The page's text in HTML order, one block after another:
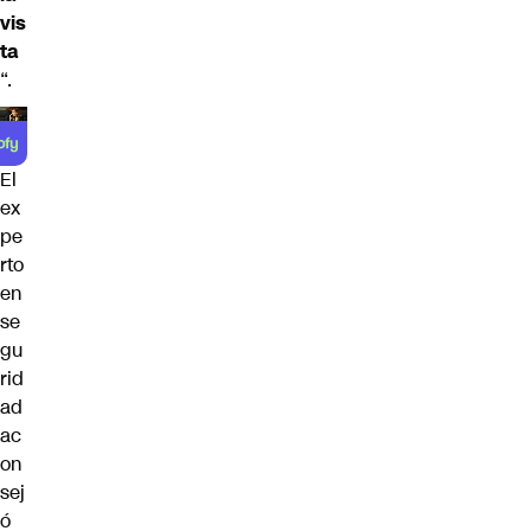
vis
ta
“.
El
ex
pe
rto
en
se
gu
rid
ad
ac
on
sej
ó